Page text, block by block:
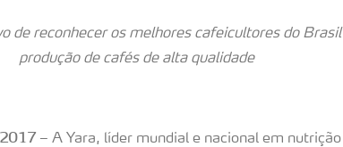
de reconhecer os melhores cafeicultores do
produção de cafés de alta qualidade
2017 – A Yara, líder mundial e nacional em